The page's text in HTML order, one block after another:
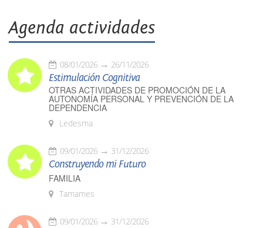
Agenda actividades
08/01/2026 26/11/2026
Estimulación Cognitiva
OTRAS ACTIVIDADES DE PROMOCIÓN DE LA
AUTONOMÍA PERSONAL Y PREVENCIÓN DE LA
DEPENDENCIA
Ledesma
09/01/2026 31/12/2026
Construyendo mi Futuro
FAMILIA
Tamames
09/01/2026 31/12/2026